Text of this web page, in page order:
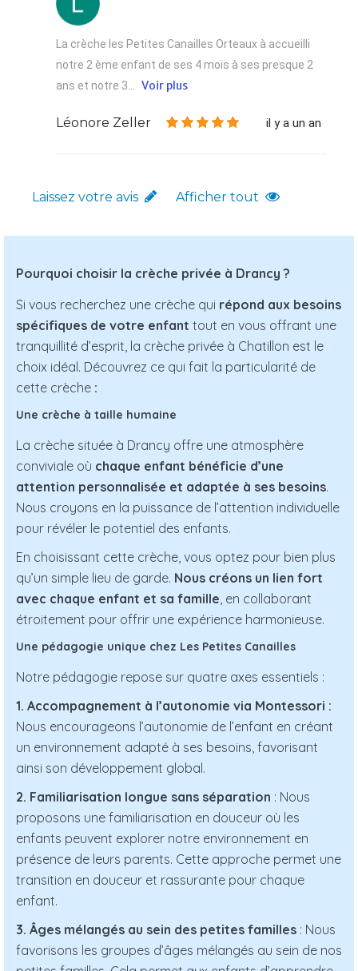
La crèche les Petites Canailles Orteaux à accueilli
notre 2 ème enfant de ses 4 mois à ses presque 2
ans et notre 3... Voir plus
Léonore Zeller il y a un an
Laissez votre avis Afficher tout
Pourquoi choisir la crèche privée à Drancy ?
Si vous recherchez une crèche qui répond aux besoins
spécifiques de votre enfant tout en vous offrant une
tranquillité d’esprit, la crèche privée à Chatillon est le
choix idéal. Découvrez ce qui fait la particularité de
cette crèche :
Une crèche à taille humaine
La crèche située à Drancy offre une atmosphère
conviviale où chaque enfant bénéficie d’une
attention personnalisée et adaptée à ses besoins.
Nous croyons en la puissance de l’attention individuelle
pour révéler le potentiel des enfants.
En choisissant cette crèche, vous optez pour bien plus
qu’un simple lieu de garde. Nous créons un lien fort
avec chaque enfant et sa famille, en collaborant
étroitement pour offrir une expérience harmonieuse.
Une pédagogie unique chez Les Petites Canailles
Notre pédagogie repose sur quatre axes essentiels :
1. Accompagnement à l’autonomie via Montessori :
Nous encourageons l’autonomie de l’enfant en créant
un environnement adapté à ses besoins, favorisant
ainsi son développement global.
2. Familiarisation longue sans séparation : Nous
proposons une familiarisation en douceur où les
enfants peuvent explorer notre environnement en
présence de leurs parents. Cette approche permet une
transition en douceur et rassurante pour chaque
enfant.
3. Âges mélangés au sein des petites familles : Nous
favorisons les groupes d’âges mélangés au sein de nos